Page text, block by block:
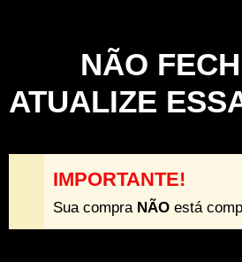
NÃO
ATUALIZE
IMPORTANTE!
Sua compra NÃO está